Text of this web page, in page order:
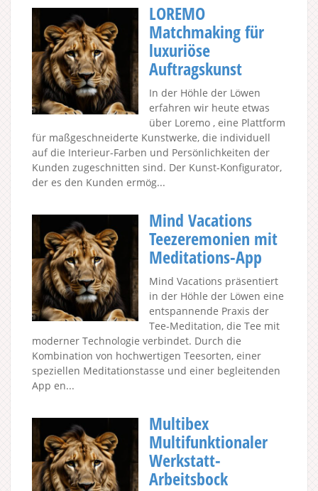
LOREMO
Matchmaking für
luxuriöse
Auftragskunst
In der Höhle der Löwen
erfahren wir heute etwas
über Loremo , eine Plattform
für maßgeschneiderte Kunstwerke, die individuell
auf die Interieur-Farben und Persönlichkeiten der
Kunden zugeschnitten sind. Der Kunst-Konfigurator,
der es den Kunden ermög...
Mind Vacations
Teezeremonien mit
Meditations-App
Mind Vacations präsentiert
in der Höhle der Löwen eine
entspannende Praxis der
Tee-Meditation, die Tee mit
moderner Technologie verbindet. Durch die
Kombination von hochwertigen Teesorten, einer
speziellen Meditationstasse und einer begleitenden
App en...
Multibex
Multifunktionaler
Werkstatt-
Arbeitsbock